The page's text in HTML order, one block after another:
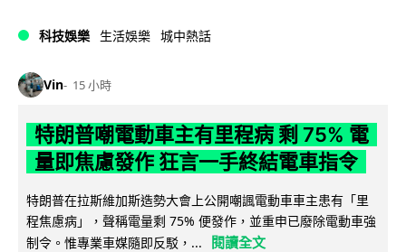
科技娛樂 生活娛樂 城中熱話
Vin 15 小時
特朗普嘲電動車主有里程病 剩 75% 電
量即焦慮發作 狂言一手終結電車指令
特朗普在拉斯維加斯造勢大會上公開嘲諷電動車車主患有「里
程焦慮病」，聲稱電量剩 75% 便發作，並重申已廢除電動車強
制令。惟專業車媒隨即反駁，...
閱讀全文